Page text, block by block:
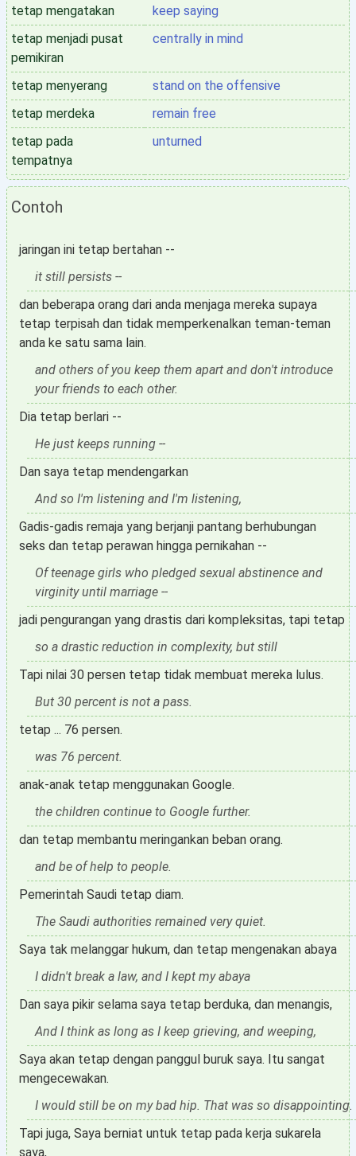
tetap mengatakan
keep saying
tetap menjadi pusat
pemikiran
centrally in mind
tetap menyerang
stand on the offensive
tetap merdeka
remain free
tetap pada
tempatnya
unturned
Contoh
jaringan ini tetap bertahan --
it still persists --
dan beberapa orang dari anda menjaga mereka supaya
tetap terpisah dan tidak memperkenalkan teman-teman
anda ke satu sama lain.
and others of you keep them apart and don't introduce
your friends to each other.
Dia tetap berlari --
He just keeps running --
Dan saya tetap mendengarkan
And so I'm listening and I'm listening,
Gadis-gadis remaja yang berjanji pantang berhubungan
seks dan tetap perawan hingga pernikahan --
Of teenage girls who pledged sexual abstinence and
virginity until marriage --
jadi pengurangan yang drastis dari kompleksitas, tapi tetap
so a drastic reduction in complexity, but still
Tapi nilai 30 persen tetap tidak membuat mereka lulus.
But 30 percent is not a pass.
tetap ... 76 persen.
was 76 percent.
anak-anak tetap menggunakan Google.
the children continue to Google further.
dan tetap membantu meringankan beban orang.
and be of help to people.
Pemerintah Saudi tetap diam.
The Saudi authorities remained very quiet.
Saya tak melanggar hukum, dan tetap mengenakan abaya
I didn't break a law, and I kept my abaya
Dan saya pikir selama saya tetap berduka, dan menangis,
And I think as long as I keep grieving, and weeping,
Saya akan tetap dengan panggul buruk saya. Itu sangat
mengecewakan.
I would still be on my bad hip. That was so disappointing.
Tapi juga, Saya berniat untuk tetap pada kerja sukarela
saya,